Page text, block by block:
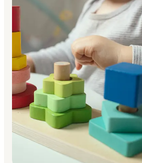
地図から探す
地域から探す
マイページ
閲覧履歴
お気に入り
見学日記